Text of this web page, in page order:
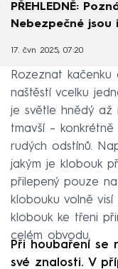
PŘEHLEDNĚ:
Nebezpečné
17. čvn 2025, 07:20
Rozeznat
naštěstí vcelku
je světle hnědý až
tmavší –
rudých odstínů.
jakým je klobouk
přilepený pouze
klobouku volně
klobouk ke třeni
celém obvodu.
Při houbaření se
své znalosti. V